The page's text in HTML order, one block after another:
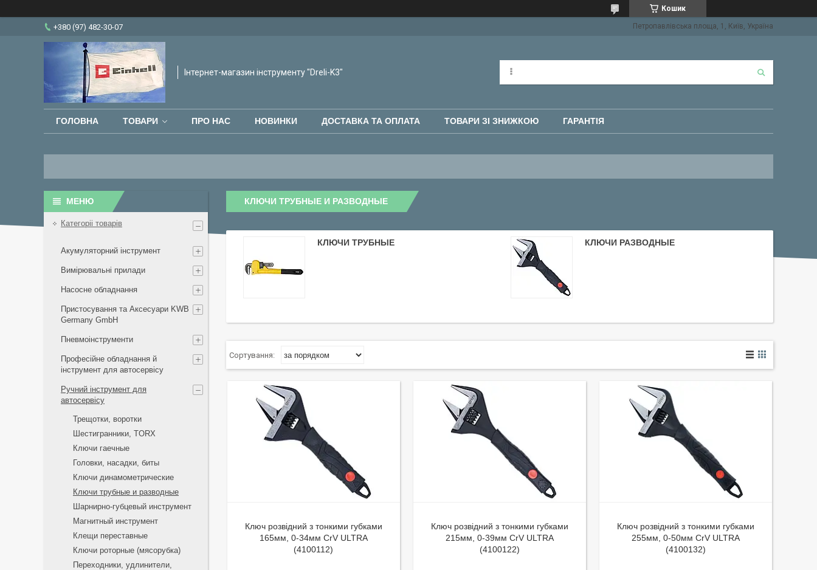
Кошик
+380 (97) 482-30-07 Петропавлівська площа, 1, Київ, Україна
Інтернет-магазин інструменту "Dreli-K3"
ГОЛОВНА ТОВАРИ ПРО НАС НОВИНКИ ДОСТАВКА ТА ОПЛАТА ТОВАРИ ЗІ ЗНИЖКОЮ ГАРАНТІЯ
КЛЮЧИ ТРУБНЫЕ И РАЗВОДНЫЕ
КЛЮЧИ ТРУБНЫЕ КЛЮЧИ РАЗВОДНЫЕ
Ключ розвідний з тонкими губками
165мм, 0-34мм CrV ULTRA
(4100112)
Ключ розвідний з тонкими губками
215мм, 0-39мм CrV ULTRA
(4100122)
Ключ розвідний з тонкими губками
255мм, 0-50мм CrV ULTRA
(4100132)
Категоріі товарів
Акумуляторний інструмент
Вимірювальні прилади
Насосне обладнання
Пристосування та Аксесуари KWB
Germany GmbH
Пневмоінструменти
Професійне обладнання й
інструмент для автосервісу
Ручний інструмент для
автосервісу
Трещотки, воротки
Шестигранники, TORX
Ключи гаечные
Головки, насадки, биты
Ключи динамометрические
Ключи трубные и разводные
Шарнирно-губцевый инструмент
Магнитный инструмент
Клещи переставные
Ключи роторные (мясорубка)
Переходники, удлинители,